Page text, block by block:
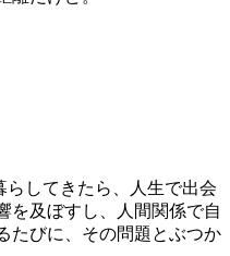
らしてきたら、人生で出会
を及ぼすし、人間関係で自
たびに、その問題とぶつか